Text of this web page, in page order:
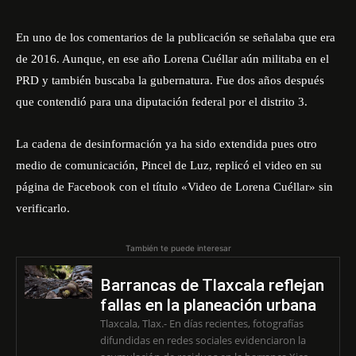
En uno de los comentarios de la publicación se señalaba que era
de 2016. Aunque, en ese año Lorena Cuéllar aún militaba en el
PRD y también buscaba la gubernatura. Fue dos años después
que contendió para una diputación federal por el distrito 3.
La cadena de desinformación ya ha sido extendida pues otro
medio de comunicación, Pincel de Luz, replicó el video en su
página de Facebook con el título «Video de Lorena Cuéllar» sin
verificarlo.
También te puede interesar
Barrancas de Tlaxcala reflejan
fallas en la planeación urbana
Tlaxcala, Tlax.- En días recientes, fotografías
difundidas en redes sociales evidenciaron la